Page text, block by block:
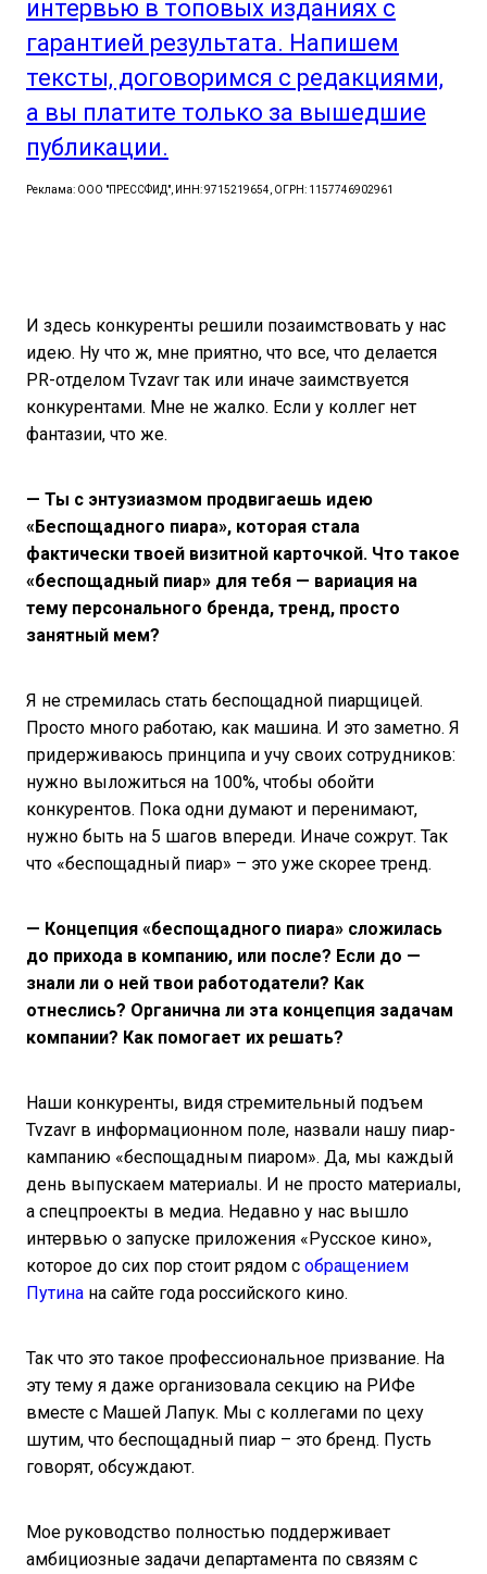
интервью в топовых изданиях с
гарантией результата. Напишем
тексты, договоримся с редакциями,
а вы платите только за вышедшие
публикации.
Реклама: ООО "ПРЕССФИД", ИНН: 9715219654, ОГРН: 1157746902961
И здесь конкуренты решили позаимствовать у нас
идею. Ну что ж, мне приятно, что все, что делается
PR-отделом Tvzavr так или иначе заимствуется
конкурентами. Мне не жалко. Если у коллег нет
фантазии, что же.
— Ты с энтузиазмом продвигаешь идею
«Беспощадного пиара», которая стала
фактически твоей визитной карточкой. Что такое
«беспощадный пиар» для тебя — вариация на
тему персонального бренда, тренд, просто
занятный мем?
Я не стремилась стать беспощадной пиарщицей.
Просто много работаю, как машина. И это заметно. Я
придерживаюсь принципа и учу своих сотрудников:
нужно выложиться на 100%, чтобы обойти
конкурентов. Пока одни думают и перенимают,
нужно быть на 5 шагов впереди. Иначе сожрут. Так
что «беспощадный пиар» – это уже скорее тренд.
— Концепция «беспощадного пиара» сложилась
до прихода в компанию, или после? Если до —
знали ли о ней твои работодатели? Как
отнеслись? Органична ли эта концепция задачам
компании? Как помогает их решать?
Наши конкуренты, видя стремительный подъем
Tvzavr в информационном поле, назвали нашу пиар-
кампанию «беспощадным пиаром». Да, мы каждый
день выпускаем материалы. И не просто материалы,
а спецпроекты в медиа. Недавно у нас вышло
интервью о запуске приложения «Русское кино»,
которое до сих пор стоит рядом с обращением
Путина на сайте года российского кино.
Так что это такое профессиональное призвание. На
эту тему я даже организовала секцию на РИФе
вместе с Машей Лапук. Мы с коллегами по цеху
шутим, что беспощадный пиар – это бренд. Пусть
говорят, обсуждают.
Мое руководство полностью поддерживает
амбициозные задачи департамента по связям с